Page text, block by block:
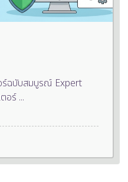
ร์ฉบับสมบูรณ์ Expert
อร์ ...